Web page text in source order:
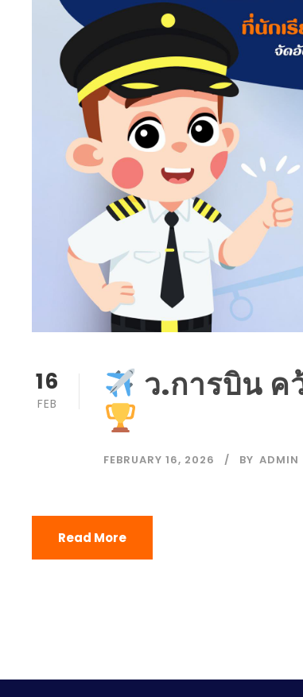
16
FEB ว.การบิน ค
FEBRUARY 16, 2026 BY ADMIN
Read More